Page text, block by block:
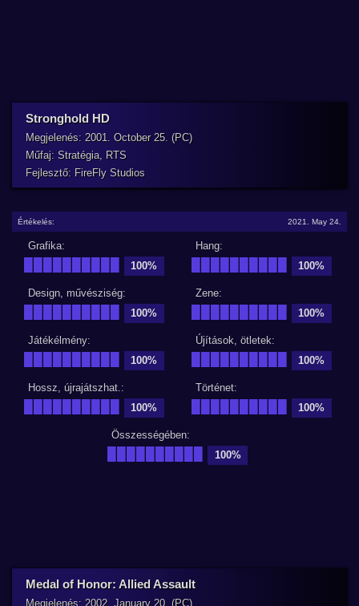
Stronghold HD
Megjelenés: 2001. October 25. (PC)
Műfaj: Stratégia, RTS
Fejlesztő: FireFly Studios
Értékelés: 2021. May 24.
Grafika:
100%
Hang:
100%
Design, művésziség:
100%
Zene:
100%
Játékélmény:
100%
Újítások, ötletek:
100%
Hossz, újrajátszhat.:
100%
Történet:
100%
Összességében:
100%
Medal of Honor: Allied Assault
Megjelenés: 2002. January 20. (PC)